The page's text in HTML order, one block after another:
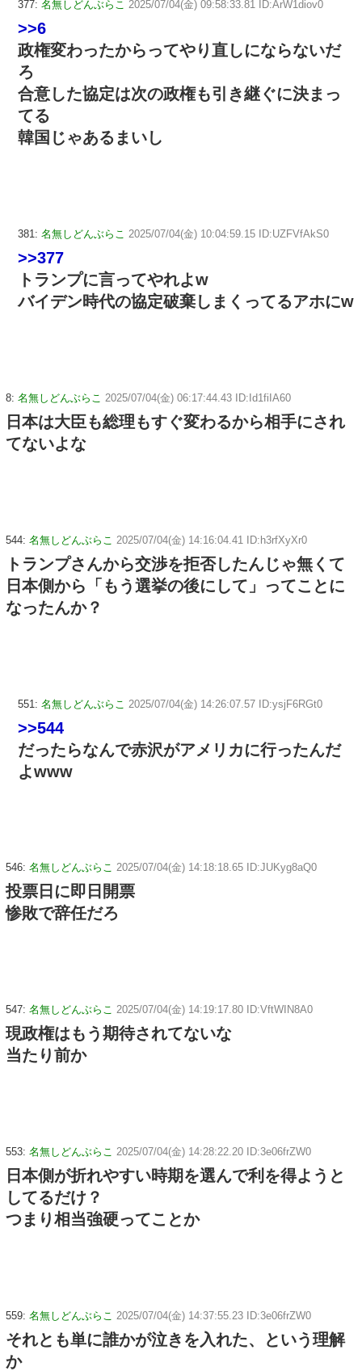
377: 名無しどんぶらこ 2025/07/04(金) 09:58:33.81 ID:ArW1diov0
>>6
政権変わったからってやり直しにならないだ
ろ
合意した協定は次の政権も引き継ぐに決まっ
てる
韓国じゃあるまいし
381: 名無しどんぶらこ 2025/07/04(金) 10:04:59.15 ID:UZFVfAkS0
>>377
トランプに言ってやれよw
バイデン時代の協定破棄しまくってるアホにw
8: 名無しどんぶらこ 2025/07/04(金) 06:17:44.43 ID:Id1fiIA60
日本は大臣も総理もすぐ変わるから相手にされ
てないよな
544: 名無しどんぶらこ 2025/07/04(金) 14:16:04.41 ID:h3rfXyXr0
トランプさんから交渉を拒否したんじゃ無くて
日本側から「もう選挙の後にして」ってことに
なったんか？
551: 名無しどんぶらこ 2025/07/04(金) 14:26:07.57 ID:ysjF6RGt0
>>544
だったらなんで赤沢がアメリカに行ったんだ
よwww
546: 名無しどんぶらこ 2025/07/04(金) 14:18:18.65 ID:JUKyg8aQ0
投票日に即日開票
惨敗で辞任だろ
547: 名無しどんぶらこ 2025/07/04(金) 14:19:17.80 ID:VftWIN8A0
現政権はもう期待されてないな
当たり前か
553: 名無しどんぶらこ 2025/07/04(金) 14:28:22.20 ID:3e06frZW0
日本側が折れやすい時期を選んで利を得ようと
してるだけ？
つまり相当強硬ってことか
559: 名無しどんぶらこ 2025/07/04(金) 14:37:55.23 ID:3e06frZW0
それとも単に誰かが泣きを入れた、という理解
か